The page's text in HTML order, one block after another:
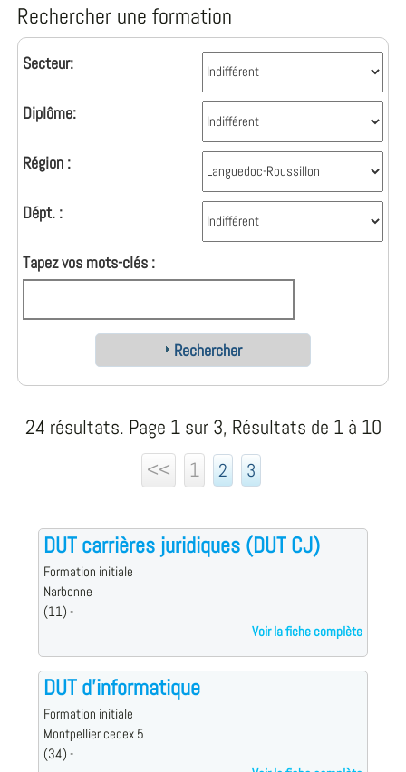
Rechercher une formation
Secteur:
Diplôme:
Région :
Dépt. :
Tapez vos mots-clés :
Rechercher
24 résultats. Page 1 sur 3, Résultats de 1 à 10
<<
1 2 3
DUT carrières juridiques (DUT CJ)
Formation initiale
Narbonne
(11) -
Voir la fiche complète
DUT d'informatique
Formation initiale
Montpellier cedex 5
(34) -